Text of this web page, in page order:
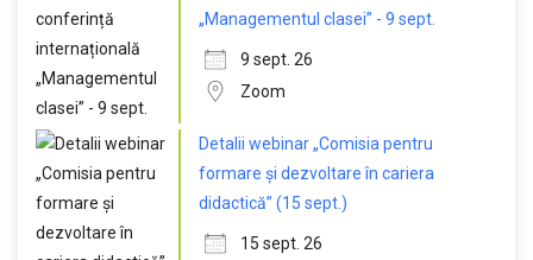
„Managementul clasei” - 9 sept.
9 sept. 26
Zoom
Detalii webinar „Comisia pentru
formare și dezvoltare în cariera
didactică” (15 sept.)
15 sept. 26